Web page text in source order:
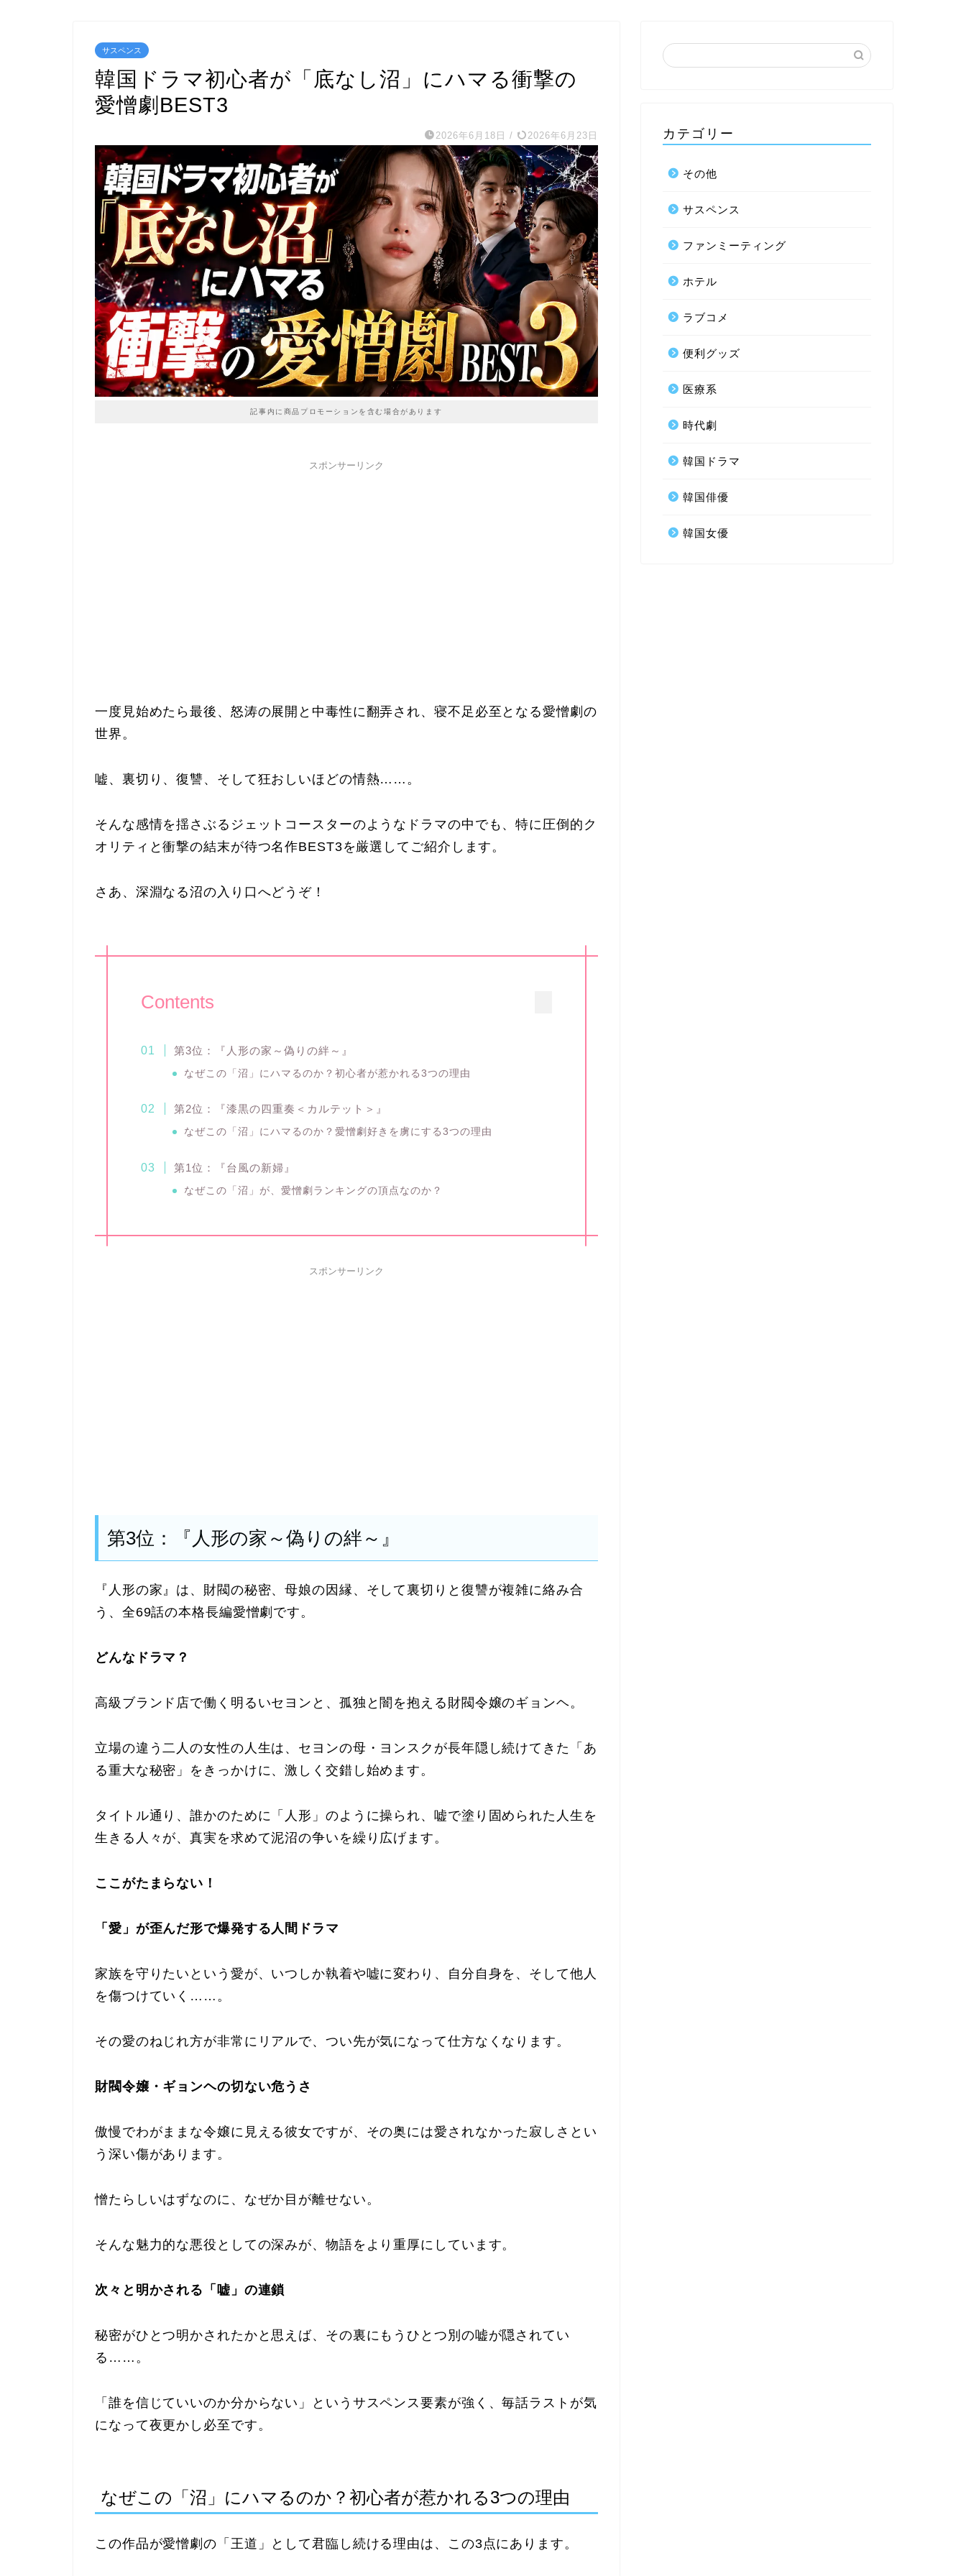
サスペンス
韓国ドラマ初心者が「底なし沼」にハマる衝撃の
愛憎劇BEST3
2026年6月18日 / 2026年6月23日
記事内に商品プロモーションを含む場合があります
スポンサーリンク
一度見始めたら最後、怒涛の展開と中毒性に翻弄され、寝不足必至となる愛憎劇の
世界。
嘘、裏切り、復讐、そして狂おしいほどの情熱……。
そんな感情を揺さぶるジェットコースターのようなドラマの中でも、特に圧倒的ク
オリティと衝撃の結末が待つ名作BEST3を厳選してご紹介します。
さあ、深淵なる沼の入り口へどうぞ！
Contents
第3位：『人形の家～偽りの絆～』
なぜこの「沼」にハマるのか？初心者が惹かれる3つの理由
第2位：『漆黒の四重奏＜カルテット＞』
なぜこの「沼」にハマるのか？愛憎劇好きを虜にする3つの理由
第1位：『台風の新婦』
なぜこの「沼」が、愛憎劇ランキングの頂点なのか？
スポンサーリンク
第3位：『人形の家～偽りの絆～』
『人形の家』は、財閥の秘密、母娘の因縁、そして裏切りと復讐が複雑に絡み合
う、全69話の本格長編愛憎劇です。
どんなドラマ？
高級ブランド店で働く明るいセヨンと、孤独と闇を抱える財閥令嬢のギョンヘ。
立場の違う二人の女性の人生は、セヨンの母・ヨンスクが長年隠し続けてきた「あ
る重大な秘密」をきっかけに、激しく交錯し始めます。
タイトル通り、誰かのために「人形」のように操られ、嘘で塗り固められた人生を
生きる人々が、真実を求めて泥沼の争いを繰り広げます。
ここがたまらない！
「愛」が歪んだ形で爆発する人間ドラマ
家族を守りたいという愛が、いつしか執着や嘘に変わり、自分自身を、そして他人
を傷つけていく……。
その愛のねじれ方が非常にリアルで、つい先が気になって仕方なくなります。
財閥令嬢・ギョンヘの切ない危うさ
傲慢でわがままな令嬢に見える彼女ですが、その奥には愛されなかった寂しさとい
う深い傷があります。
憎たらしいはずなのに、なぜか目が離せない。
そんな魅力的な悪役としての深みが、物語をより重厚にしています。
次々と明かされる「嘘」の連鎖
秘密がひとつ明かされたかと思えば、その裏にもうひとつ別の嘘が隠されてい
る……。
「誰を信じていいのか分からない」というサスペンス要素が強く、毎話ラストが気
になって夜更かし必至です。
なぜこの「沼」にハマるのか？初心者が惹かれる3つの理由
この作品が愛憎劇の「王道」として君臨し続ける理由は、この3点にあります。
カテゴリー
その他
サスペンス
ファンミーティング
ホテル
ラブコメ
便利グッズ
医療系
時代劇
韓国ドラマ
韓国俳優
韓国女優